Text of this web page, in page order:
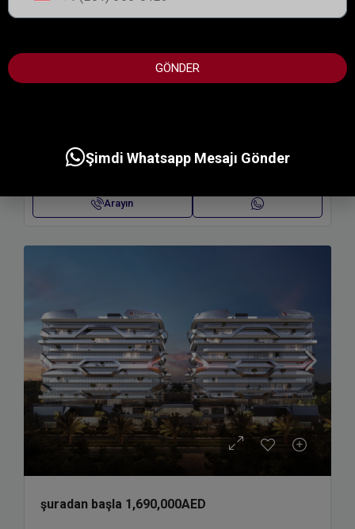
Devir teslim:Q4 2029
Arayın
şuradan başla 1,690,000AED
States
GÖNDER
Şimdi Whatsapp Mesajı Gönder